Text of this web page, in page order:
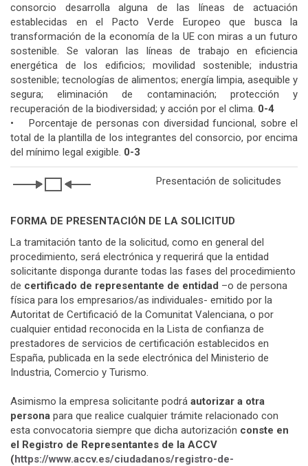
consorcio desarrolla alguna de las líneas de actuación
establecidas en el Pacto Verde Europeo que busca la
transformación de la economía de la UE con miras a un futuro
sostenible. Se valoran las líneas de trabajo en eficiencia
energética de los edificios; movilidad sostenible; industria
sostenible; tecnologías de alimentos; energía limpia, asequible y
segura; eliminación de contaminación; protección y
recuperación de la biodiversidad; y acción por el clima. 0-4
• Porcentaje de personas con diversidad funcional, sobre el
total de la plantilla de los integrantes del consorcio, por encima
del mínimo legal exigible. 0-3
Presentación de solicitudes
FORMA DE PRESENTACIÓN DE LA SOLICITUD
La tramitación tanto de la solicitud, como en general del
procedimiento, será electrónica y requerirá que la entidad
solicitante disponga durante todas las fases del procedimiento
de certificado de representante de entidad –o de persona
física para los empresarios/as individuales- emitido por la
Autoritat de Certificació de la Comunitat Valenciana, o por
cualquier entidad reconocida en la Lista de confianza de
prestadores de servicios de certificación establecidos en
España, publicada en la sede electrónica del Ministerio de
Industria, Comercio y Turismo.
Asimismo la empresa solicitante podrá autorizar a otra
persona para que realice cualquier trámite relacionado con
esta convocatoria siempre que dicha autorización conste en
el Registro de Representantes de la ACCV
(https://www.accv.es/ciudadanos/registro-de-